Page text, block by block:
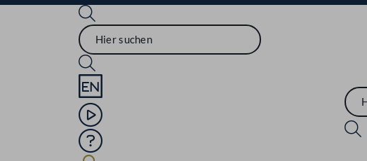
Sprache English
Mediathek
Hilfe